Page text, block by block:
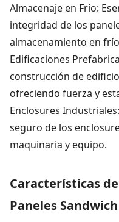
Almacenaje en Frío:
integridad de los
almacenamiento en
Edificaciones
construcción de
ofreciendo fuerza y
Enclosures
seguro de los
maquinaria y equipo.
Características
Paneles